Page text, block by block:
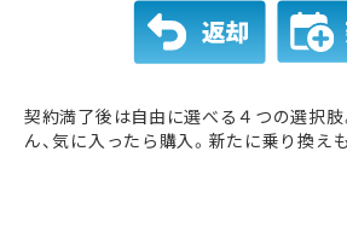
契約満了後は自由に選べる４つの選択肢
ん、気に入ったら購入。新たに乗り換え